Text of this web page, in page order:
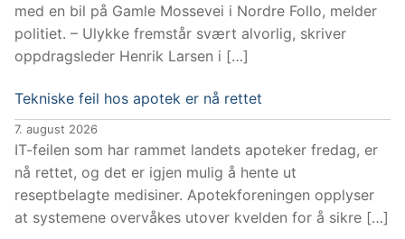
med en bil på Gamle Mossevei i Nordre Follo, melder
politiet. – Ulykke fremstår svært alvorlig, skriver
oppdragsleder Henrik Larsen i […]
Tekniske feil hos apotek er nå rettet
7. august 2026
IT-feilen som har rammet landets apoteker fredag, er
nå rettet, og det er igjen mulig å hente ut
reseptbelagte medisiner. Apotekforeningen opplyser
at systemene overvåkes utover kvelden for å sikre […]